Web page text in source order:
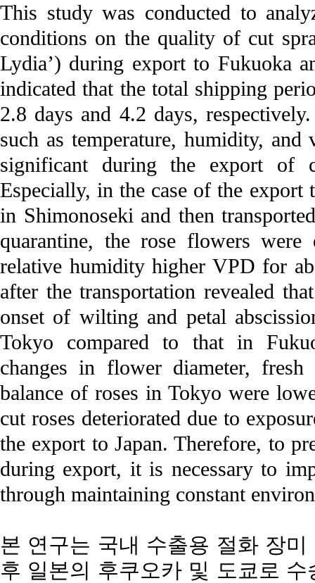
This study was conducted to
conditions on the quality of cut
Lydia’) during export to Fukuoka
indicated that the total shipping
2.8 days and 4.2 days,
such as temperature, humidity,
significant during the export of
Especially, in the case of the export
in Shimonoseki and then
quarantine, the rose flowers were
relative humidity higher VPD for
after the transportation revealed
onset of wilting and petal
Tokyo compared to that in
changes in flower diameter,
balance of roses in Tokyo were
cut roses deteriorated due to
the export to Japan. Therefore, to
during export, it is necessary to
through maintaining constant
본 연구는 국내 수출용 절화 장미
후 일본의 후쿠오카 및 도쿄로